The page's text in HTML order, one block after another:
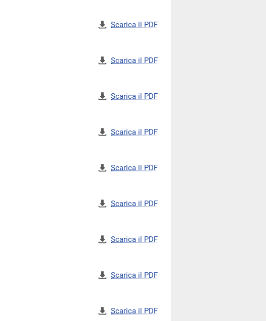
Scarica il PDF
Scarica il PDF
Scarica il PDF
Scarica il PDF
Scarica il PDF
Scarica il PDF
Scarica il PDF
Scarica il PDF
Scarica il PDF